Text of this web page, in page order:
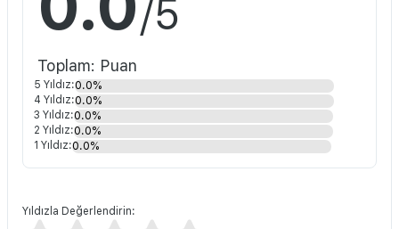
/5
Toplam: Puan
5 Yıldız:0.0%
4 Yıldız:0.0%
3 Yıldız:0.0%
2 Yıldız:0.0%
1 Yıldız:0.0%
Yıldızla Değerlendirin: